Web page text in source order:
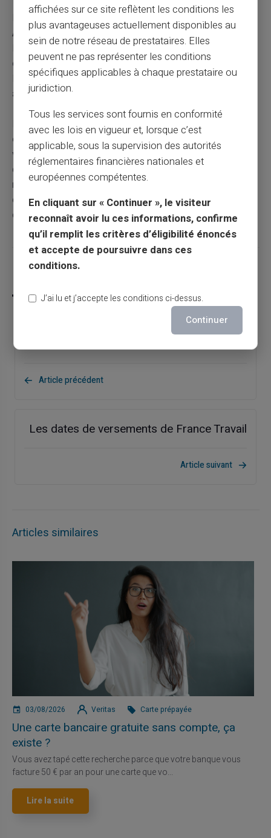
Pour les personnes dépendant de la Mutualité Sociale
Agricole (MSA),le processus reste similaire à celui de
la CAF. Cependant, certaines spécificités peuvent
exister. Bien que les dates de versement tendent à être
les mêmes, il est toujours bon de vérifier directement
auprès de votre caisse de référence.
En contactant votre conseiller MSA,vous pouvez
obtenir des informations détaillées sur le
calendrier de
versement
et d’autres
prestations sociales
disponibles. L’important est de garder un œil sur vos
relevés bancaires et de rester informé via les
communications officielles pour anticiper tout
changement éventuel.
Partager cet article
Article précédent
Les dates de versements de France Travail
Article suivant
Articles similaires
03/08/2026 Veritas Carte prépayée
Une carte bancaire gratuite sans compte, ça
existe ?
Vous avez tapé cette recherche parce que votre banque vous
facture 50 € par an pour une carte que vo...
Lire la suite
affichées sur ce site reflètent les conditions les
plus avantageuses actuellement disponibles au
sein de notre réseau de prestataires. Elles
peuvent ne pas représenter les conditions
spécifiques applicables à chaque prestataire ou
juridiction.
Tous les services sont fournis en conformité
avec les lois en vigueur et, lorsque c’est
applicable, sous la supervision des autorités
réglementaires financières nationales et
européennes compétentes.
En cliquant sur « Continuer », le visiteur
reconnaît avoir lu ces informations, confirme
qu’il remplit les critères d’éligibilité énoncés
et accepte de poursuivre dans ces
conditions.
J’ai lu et j’accepte les conditions ci-dessus.
Continuer